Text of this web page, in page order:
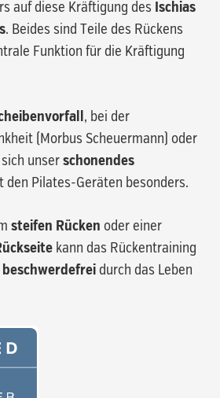
auf diese Kräftigung des Ischias
. Beides sind Teile des Rückens
Funktion für die Kräftigung
, bei der
(Morbus Scheuermann) oder
unser schonendes
den Pilates-Geräten besonders.
steifen Rücken oder einer
kann das Rückentraining
beschwerdefreidurch das Leben